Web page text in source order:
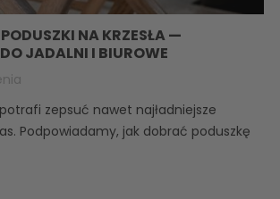
NA KRZESŁA —
JADALNI I BIUROWE
zepsuć nawet najładniejsze
Podpowiadamy, jak dobrać poduszkę